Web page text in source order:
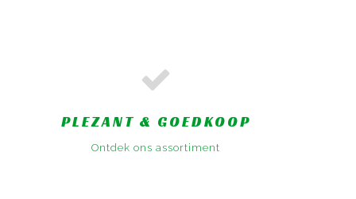
PLEZANT & GOEDKOOP
Ontdek ons assortiment